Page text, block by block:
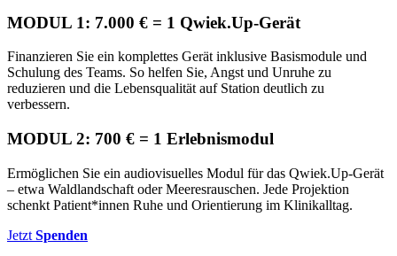
MODUL 1: 7.000 € = 1 Qwiek.Up-Gerät
Finanzieren Sie ein komplettes Gerät inklusive Basismodule und
Schulung des Teams. So helfen Sie, Angst und Unruhe zu
reduzieren und die Lebensqualität auf Station deutlich zu
verbessern.
MODUL 2: 700 € = 1 Erlebnismodul
Ermöglichen Sie ein audiovisuelles Modul für das Qwiek.Up-Gerät
– etwa Waldlandschaft oder Meeresrauschen. Jede Projektion
schenkt Patient*innen Ruhe und Orientierung im Klinikalltag.
Jetzt Spenden